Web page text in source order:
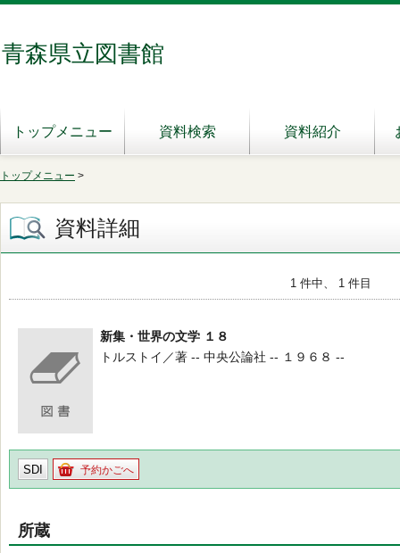
青森県立図書館
トップメニュー 資料検索 資料紹介
トップメニュー >
資料詳細
1 件中、 1 件目
新集・世界の文学 １８
トルストイ／著 -- 中央公論社 -- １９６８ --
SDI 予約かごへ
所蔵